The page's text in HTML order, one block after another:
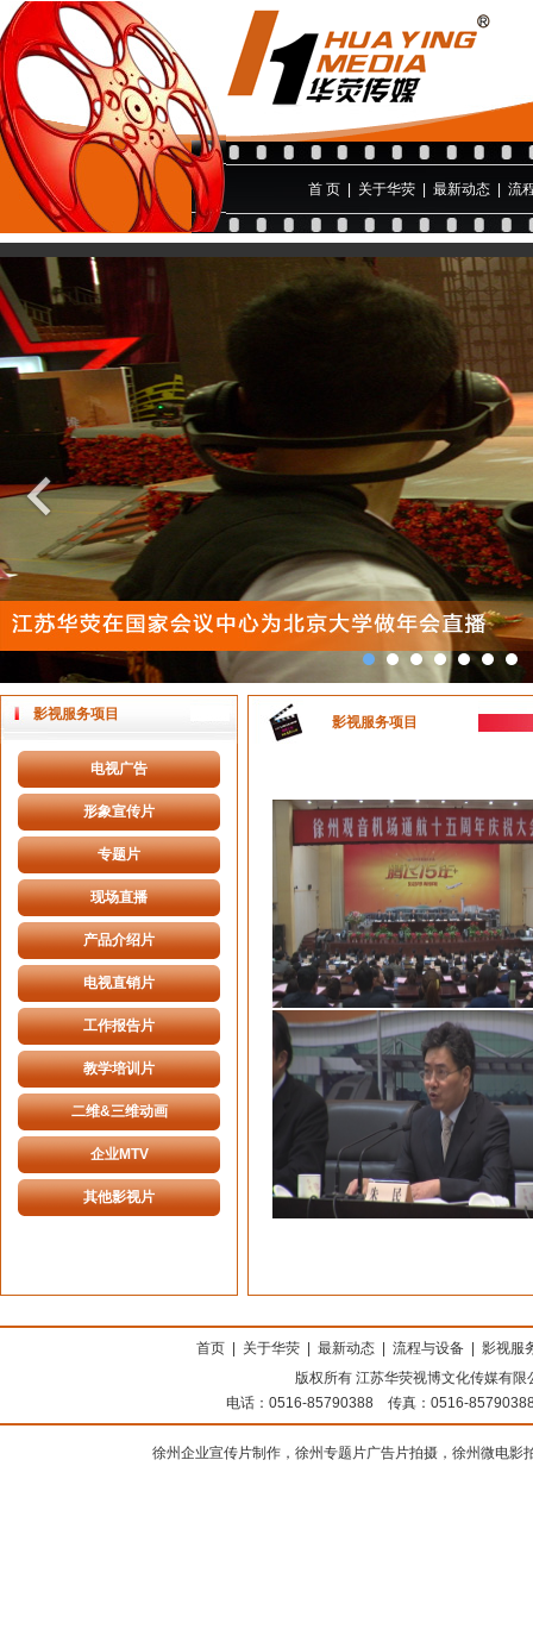
首 页| 关于华荧| 最新动态| 流
影视服务项目
电视广告
形象宣传片
专题片
现场直播
产品介绍片
电视直销片
工作报告片
教学培训片
二维&三维动画
企业MTV
其他影视片
影视服务项目
首页 关于华荧 最新动态 流程与设备
影视服
版权所有 江苏华荧视博文化传媒有
电话：0516-85790388 传真：0516-
徐州企业宣传片制作，徐州专题片广告片拍摄，徐州微电